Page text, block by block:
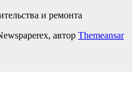
и ремонта
автор Themeansar